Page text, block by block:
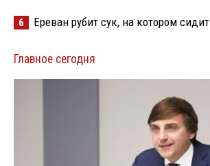
6 Ереван рубит сук, на котором сидит
Главное сегодня